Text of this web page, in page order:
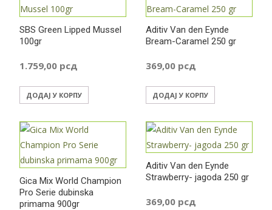
SBS Green Lipped Mussel
100gr
1.759,00 рсд
ДОДАЈ У КОРПУ
Aditiv Van den Eynde
Bream-Caramel 250 gr
369,00 рсд
ДОДАЈ У КОРПУ
Gica Mix World Champion
Pro Serie dubinska
primama 900gr
Aditiv Van den Eynde
Strawberry- jagoda 250 gr
369,00 рсд